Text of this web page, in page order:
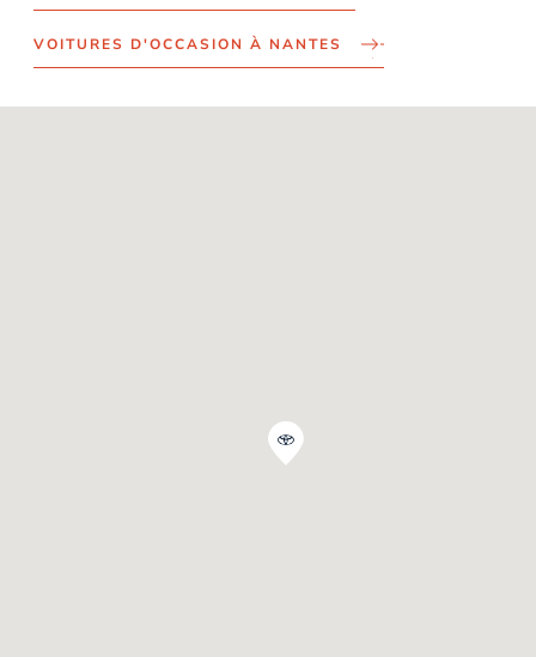
VOITURES D'OCCASION À NANTES